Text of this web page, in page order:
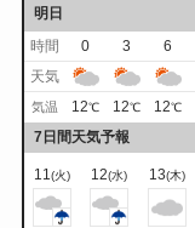
明日
時間
0 3 6
天気
気温 12℃ 12℃ 12℃
7日間天気予報
11(火) 12(水) 13(木)